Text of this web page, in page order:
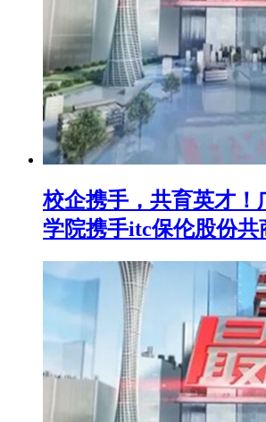
校企携手，共育英才！
学院携手itc保伦股份共